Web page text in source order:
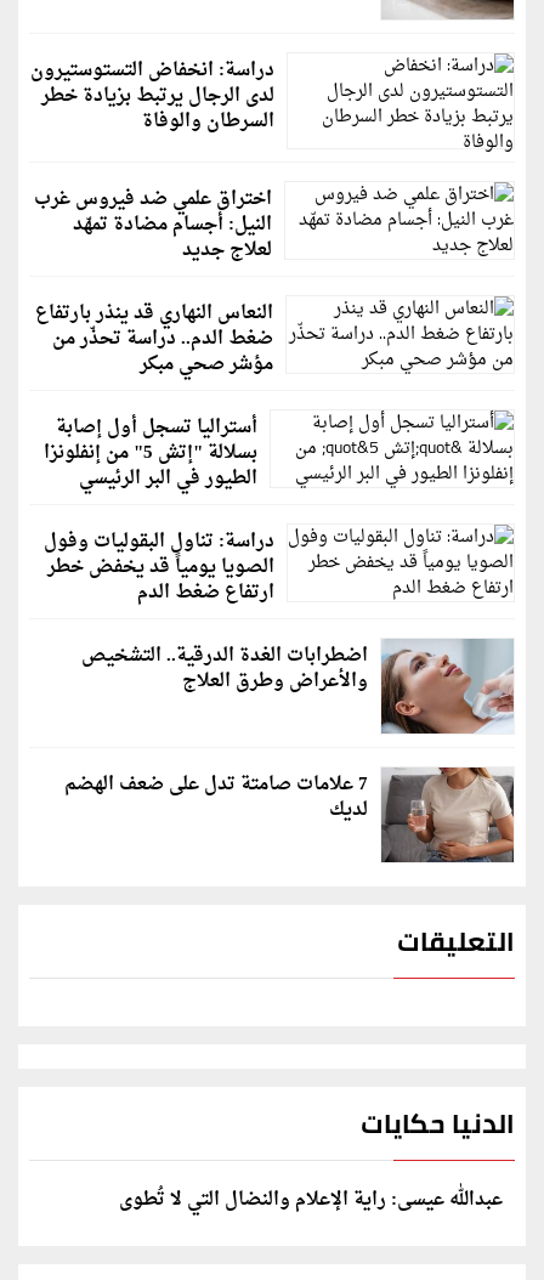
دراسة: انخفاض التستوستيرون
لدى الرجال يرتبط بزيادة خطر
السرطان والوفاة
اختراق علمي ضد فيروس غرب
النيل: أجسام مضادة تمهّد
لعلاج جديد
النعاس النهاري قد ينذر بارتفاع
ضغط الدم.. دراسة تحذّر من
مؤشر صحي مبكر
أستراليا تسجل أول إصابة
بسلالة "إتش 5" من إنفلونزا
الطيور في البر الرئيسي
دراسة: تناول البقوليات وفول
الصويا يومياً قد يخفض خطر
ارتفاع ضغط الدم
اضطرابات الغدة الدرقية.. التشخيص
والأعراض وطرق العلاج
7 علامات صامتة تدل على ضعف الهضم
لديك
التعليقات
الدنيا حكايات
عبدالله عيسى: راية الإعلام والنضال التي لا تُطوى